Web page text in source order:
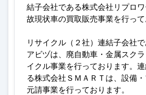
結子会社である株式会社リプロ
故現状車の買取販売事業を行っ
リサイクル（２社）連結子会社
アビヅは、廃自動車・金属スク
イクル事業を行っております。
る株式会社ＳＭＡＲＴは、設備
元請事業を行っております。